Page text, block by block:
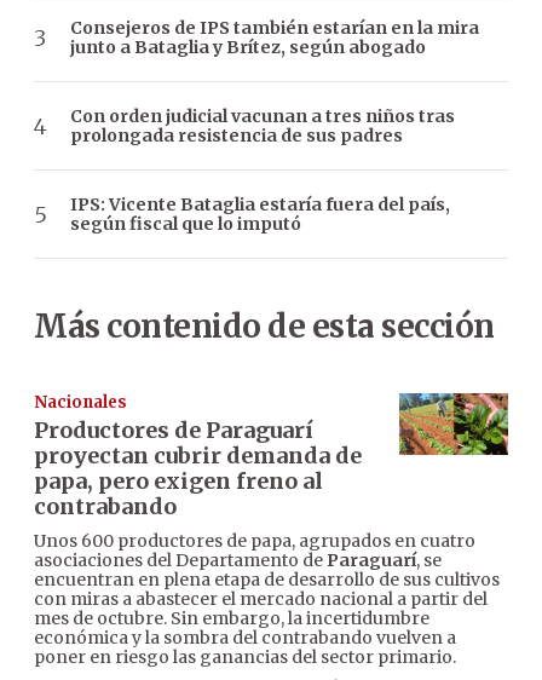
Consejeros de IPS también estarían en la mira
junto a Bataglia y Brítez, según abogado
Con orden judicial vacunan a tres niños tras
prolongada resistencia de sus padres
IPS: Vicente Bataglia estaría fuera del país,
según fiscal que lo imputó
Más contenido de esta sección
Nacionales
Productores de Paraguarí
proyectan cubrir demanda de
papa, pero exigen freno al
contrabando
Unos 600 productores de papa, agrupados en cuatro
asociaciones del Departamento de Paraguarí, se
encuentran en plena etapa de desarrollo de sus cultivos
con miras a abastecer el mercado nacional a partir del
mes de octubre. Sin embargo, la incertidumbre
económica y la sombra del contrabando vuelven a
poner en riesgo las ganancias del sector primario.